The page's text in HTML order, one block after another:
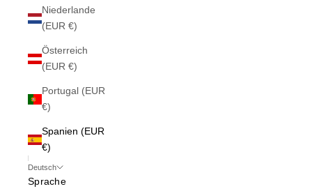
Niederlande
(EUR €)
Österreich
(EUR €)
Portugal (EUR
€)
Spanien (EUR
€)
Deutsch
Sprache